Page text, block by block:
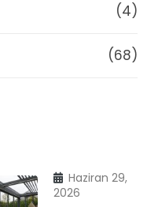
(4)
(68)
Haziran 29,
2026